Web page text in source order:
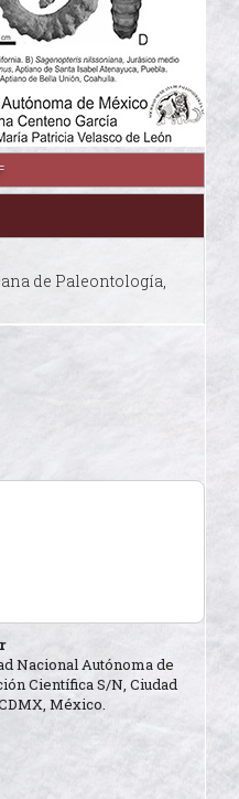
de Paleontología,
has been
scientific
by
of the
claim, and
Nacional Autónoma de
Científica S/N, Ciudad
México.